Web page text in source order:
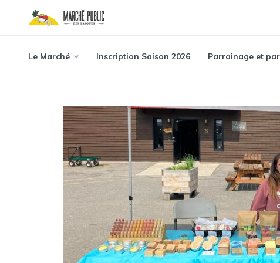
Le Marché Inscription Saison 2026 Parrainage et